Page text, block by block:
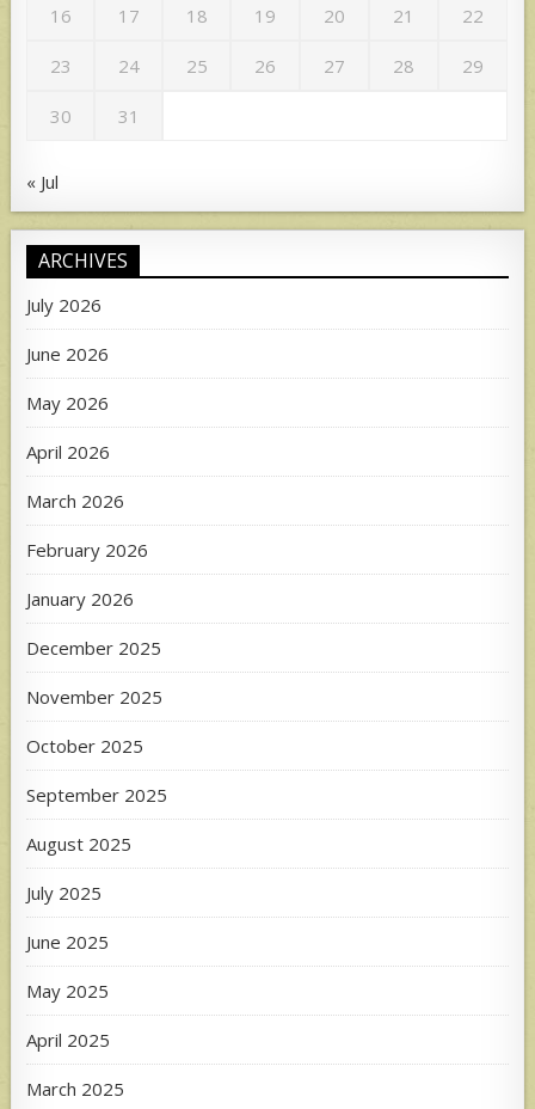
16 17 18 19 20 21 22
23 24 25 26 27 28 29
30 31
« Jul
ARCHIVES
July 2026
June 2026
May 2026
April 2026
March 2026
February 2026
January 2026
December 2025
November 2025
October 2025
September 2025
August 2025
July 2025
June 2025
May 2025
April 2025
March 2025